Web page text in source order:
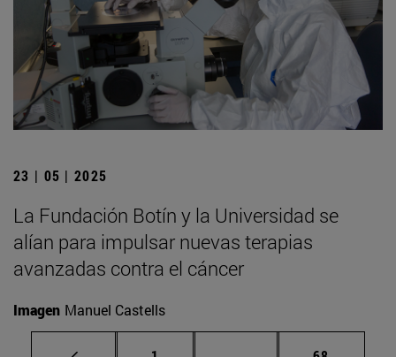
23 | 05 | 2025
La Fundación Botín y la Universidad se
alían para impulsar nuevas terapias
avanzadas contra el cáncer
Imagen Manuel Castells